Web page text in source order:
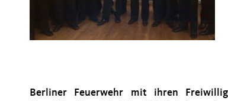
Berliner Feuerwehr mit ihren